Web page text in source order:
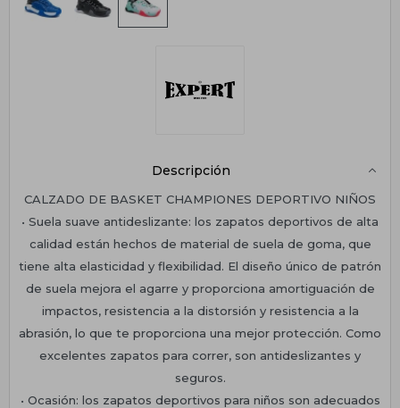
Descripción
CALZADO DE BASKET CHAMPIONES DEPORTIVO NIÑOS
• Suela suave antideslizante: los zapatos deportivos de alta
calidad están hechos de material de suela de goma, que
tiene alta elasticidad y flexibilidad. El diseño único de patrón
de suela mejora el agarre y proporciona amortiguación de
impactos, resistencia a la distorsión y resistencia a la
abrasión, lo que te proporciona una mejor protección. Como
excelentes zapatos para correr, son antideslizantes y
seguros.
• Ocasión: los zapatos deportivos para niños son adecuados